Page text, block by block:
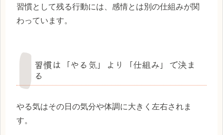
習慣として残る行動には、感情とは別の仕組みが関
わっています。
習慣は「やる気」より「仕組み」で決ま
る
やる気はその日の気分や体調に大きく左右されま
す。